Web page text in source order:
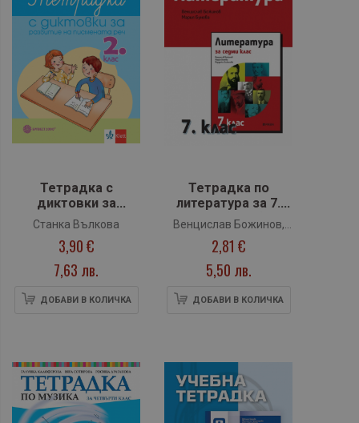
Тетрадка с
диктовки за
развитие на
клас (Булвест 2000)
Станка Вълкова
3,90 €
7,63 лв.
ДОБАВИ В КОЛИЧКА
Тетрадка по
литература за 7.
клас (Рива)
Венцислав Божинов,
Мария Бунева
2,81 €
5,50 лв.
ДОБАВИ В КОЛИЧКА